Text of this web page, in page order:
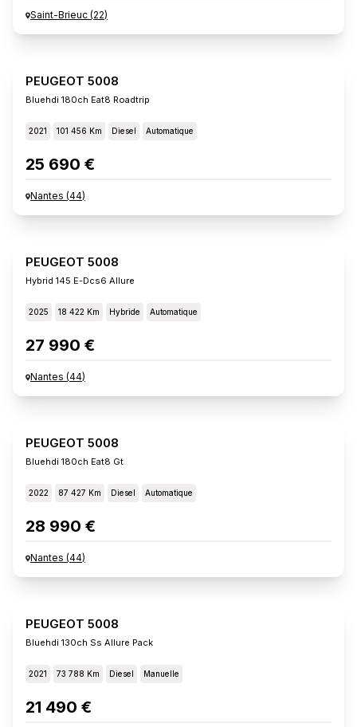
Saint-Brieuc (22)
PEUGEOT 5008
Bluehdi 180ch Eat8 Roadtrip
2021 101 456 Km Diesel Automatique
25 690 €
Nantes (44)
PEUGEOT 5008
Hybrid 145 E-Dcs6 Allure
2025 18 422 Km Hybride Automatique
27 990 €
Nantes (44)
PEUGEOT 5008
Bluehdi 180ch Eat8 Gt
2022 87 427 Km Diesel Automatique
28 990 €
Nantes (44)
PEUGEOT 5008
Bluehdi 130ch Ss Allure Pack
2021 73 788 Km Diesel Manuelle
21 490 €